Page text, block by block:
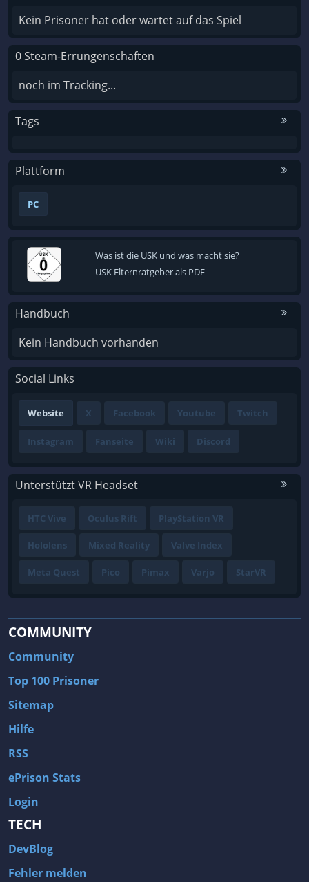
Kein Prisoner hat oder wartet auf das Spiel
0 Steam-Errungenschaften
noch im Tracking...
Tags
Plattform
PC
Was ist die USK und was macht sie?
USK Elternratgeber als PDF
Handbuch
Kein Handbuch vorhanden
Social Links
Website X Facebook Youtube Twitch
Instagram Fanseite Wiki Discord
Unterstützt VR Headset
HTC Vive Oculus Rift PlayStation VR
Hololens Mixed Reality Valve Index
Meta Quest Pico Pimax Varjo StarVR
COMMUNITY
Community
Top 100 Prisoner
Sitemap
Hilfe
RSS
ePrison Stats
Login
TECH
DevBlog
Fehler melden